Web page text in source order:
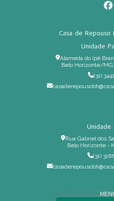
Casa de
Unidade
Alameda do Ipê
Belo Horizonte/MG
(31)
Unidade
Rua Gabriel dos
Belo Horizonte -
(31)